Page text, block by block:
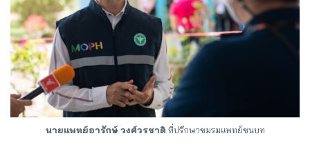
นายแพทย์อารักษ์ วงศ์วรชาติ ที่ปรึกษาชมรมแพทย์ชนบท